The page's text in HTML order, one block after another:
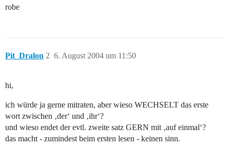
robe
Pit_Dralon 6. August 2004 um 11:50
2
hi,
ich würde ja gerne mitraten, aber wieso WECHSELT das erste
wort zwischen ‚der‘ und ‚ihr‘?
und wieso endet der evtl. zweite satz GERN mit ‚auf einmal‘?
das macht - zumindest beim ersten lesen - keinen sinn.